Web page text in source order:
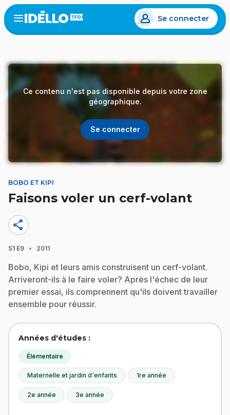
Aller
au
contenu
Open
menu
Se connecter
Ce contenu n'est pas disponible depuis votre zone
géographique.
Se connecter
BOBO ET KIPI
Faisons voler un cerf-volant
share
S1 E9 · 2011
Bobo, Kipi et leurs amis construisent un cerf-volant.
Arriveront-ils à le faire voler? Après l'échec de leur
premier essai, ils comprennent qu'ils doivent travailler
ensemble pour réussir.
Années d'études :
Élémentaire
Maternelle et jardin d'enfants 1re année
2e année 3e année